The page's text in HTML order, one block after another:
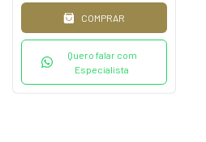
COMPRAR
Quero falar com
Especialista